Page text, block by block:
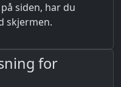
siden, har du
skjermen.
for